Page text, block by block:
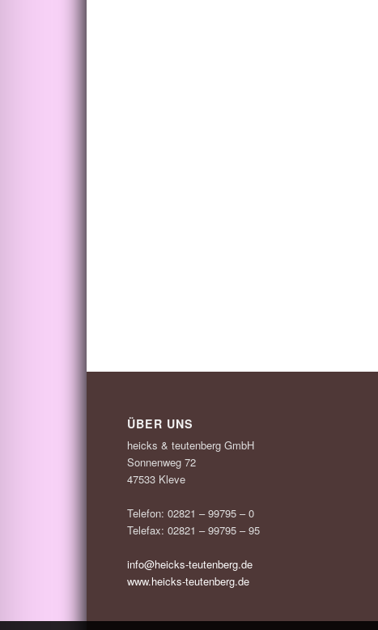
ÜBER UNS
heicks & teutenberg GmbH
Sonnenweg 72
47533 Kleve
Telefon: 02821 – 99795 – 0
Telefax: 02821 – 99795 – 95
info@heicks-teutenberg.de
www.heicks-teutenberg.de